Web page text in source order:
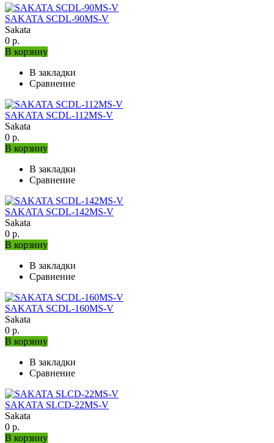
SAKATA SCDL-90MS-V
Sakata
0 р.
В корзину
В закладки
Сравнение
SAKATA SCDL-112MS-V
Sakata
0 р.
В корзину
В закладки
Сравнение
SAKATA SCDL-142MS-V
Sakata
0 р.
В корзину
В закладки
Сравнение
SAKATA SCDL-160MS-V
Sakata
0 р.
В корзину
В закладки
Сравнение
SAKATA SLCD-22MS-V
Sakata
0 р.
В корзину